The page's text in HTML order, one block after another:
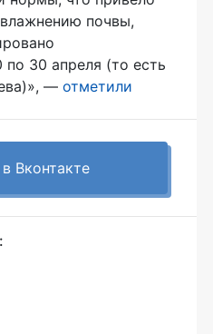
почвы,
30 апреля (то есть
— отметили
Вконтакте